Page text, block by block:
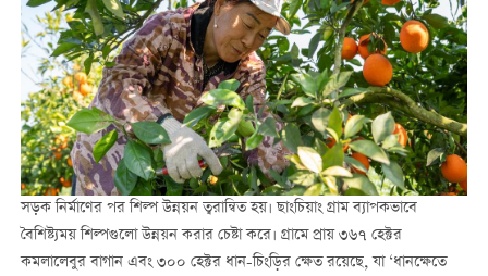
সড়ক নির্মাণের পর শিল্প উন্নয়ন ত্বরান্বিত হয়। ছাংচিয়াং গ্রাম ব্যাপকভাবে
বৈশিষ্ট্যময় শিল্পগুলো উন্নয়ন করার চেষ্টা করে। গ্রামে প্রায় ৩৬৭ হেক্টর
কমলালেবুর বাগান এবং ৩০০ হেক্টর ধান-চিংড়ির ক্ষেত রয়েছে, যা ‘ধানক্ষেতে